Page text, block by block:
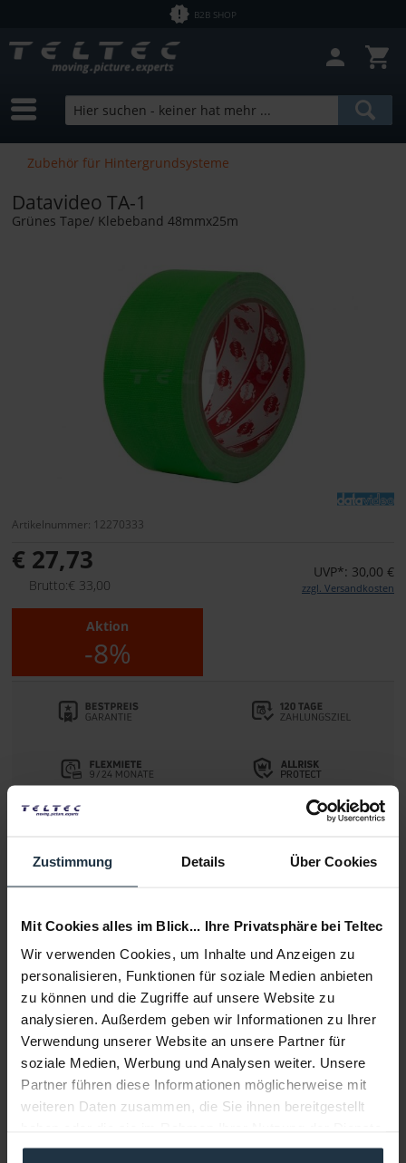
Zustimmung Details Über Cookies
Mit Cookies alles im Blick... Ihre Privatsphäre bei Teltec
Wir verwenden Cookies, um Inhalte und Anzeigen zu
personalisieren, Funktionen für soziale Medien anbieten
zu können und die Zugriffe auf unsere Website zu
analysieren. Außerdem geben wir Informationen zu Ihrer
Verwendung unserer Website an unsere Partner für
soziale Medien, Werbung und Analysen weiter. Unsere
Partner führen diese Informationen möglicherweise mit
weiteren Daten zusammen, die Sie ihnen bereitgestellt
gesammelt haben.
B2B SHOP
Zubehör für Hintergrundsysteme
Datavideo TA-1
Grünes Tape/ Klebeband 48mmx25m
Artikelnummer: 12270333
€ 27,73
Brutto:€ 33,00
UVP*: 30,00 €
zzgl. Versandkosten
Aktion
-8%
Alternativen auf Lager Auf die Wunschliste
Beschreibung
TA-1 Grünes Tape/ Klebeband Die Maße des Tapes
betragen 48mm x 25m. mehr
Beratung